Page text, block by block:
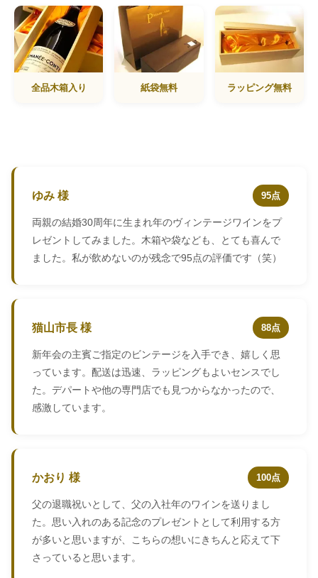
全品木箱入り 紙袋無料 ラッピング無料
ゆみ 様 95点
両親の結婚30周年に生まれ年のヴィンテージワインをプ
レゼントしてみました。木箱や袋なども、とても喜んで
ました。私が飲めないのが残念で95点の評価です（笑）
猫山市長 様 88点
新年会の主賓ご指定のビンテージを入手でき、嬉しく思
っています。配送は迅速、ラッピングもよいセンスでし
た。デパートや他の専門店でも見つからなかったので、
感激しています。
かおり 様 100点
父の退職祝いとして、父の入社年のワインを送りまし
た。思い入れのある記念のプレゼントとして利用する方
が多いと思いますが、こちらの想いにきちんと応えて下
さっていると思います。